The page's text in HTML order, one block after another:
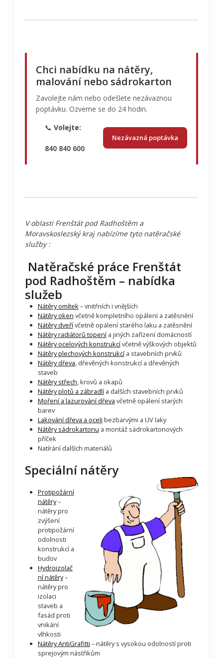
Chci nabídku na nátěry,
malování nebo sádrokarton
Zavolejte nám nebo odešlete nezávaznou
poptávku. Ozveme se do 24 hodin.
📞Volejte:
840 840 600
Nezávazná poptávka
V oblasti Frenštát pod Radhoštěm a
Moravskoslezský kraj nabízíme tyto natěračské
služby :
Natěračské práce Frenštát
pod Radhoštěm – nabídka
služeb
Nátěry omítek– vnitřních i vnějších
Nátěry oken včetně kompletního opálení a zatěsnění
Nátěry dveřívčetně opálení starého laku a zatěsnění
Nátěry radiátorů topenía jiných zařízení domácností
Nátěry ocelových konstrukcívčetně výškových objektů
Nátěry plechových konstrukcía stavebních prvků
Nátěry dřeva, dřevěných konstrukcí a dřevěných
staveb
Nátěry střech, krovů a okapů
Nátěry plotů a zábradlía dalších stavebních prvků
Moření a lazurování dřeva včetně opálení starých
barev
Lakování dřeva a oceli bezbarvými a UV laky
Nátěry sádrokartonu a montáž sádrokartonových
příček
Natírání dalších materiálů
Speciální nátěry
Protipožární
nátěry–
nátěry pro
zvýšení
protipožární
odolnosti
konstrukcí a
budov
Hydroizolač
ní nátěry–
nátěry pro
izolaci
staveb a
fasád proti
vnikání
vlhkosti
Nátěry AntiGrafitti – nátěry s vysokou odolností proti
sprejovým nástřikům